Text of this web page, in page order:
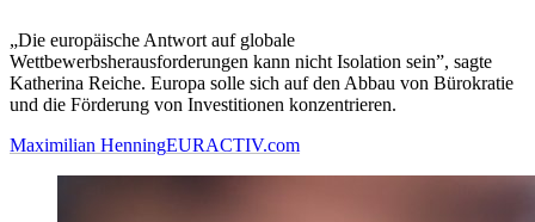
„Die europäische Antwort auf globale
Wettbewerbsherausforderungen kann nicht Isolation sein”, sagte
Katherina Reiche. Europa solle sich auf den Abbau von Bürokratie
und die Förderung von Investitionen konzentrieren.
Maximilian HenningEURACTIV.com